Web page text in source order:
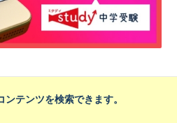
テンツを検索できます。